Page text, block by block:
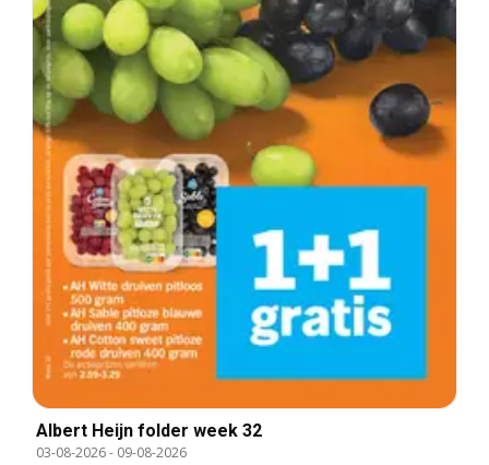
Albert Heijn folder week 32
03-08-2026- 09-08-2026